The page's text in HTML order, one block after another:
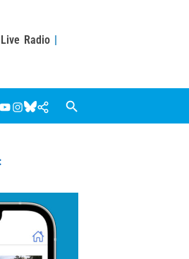
Live Radio |
Facebook
YouTube
Instagram
Bluesky
Google
Nieuws